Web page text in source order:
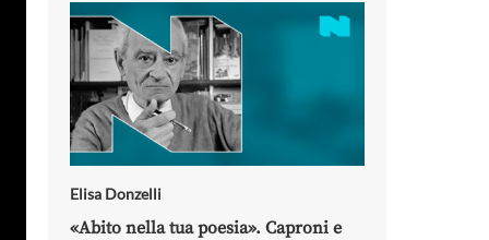
Elisa Donzelli
«Abito nella tua poesia». Caproni e